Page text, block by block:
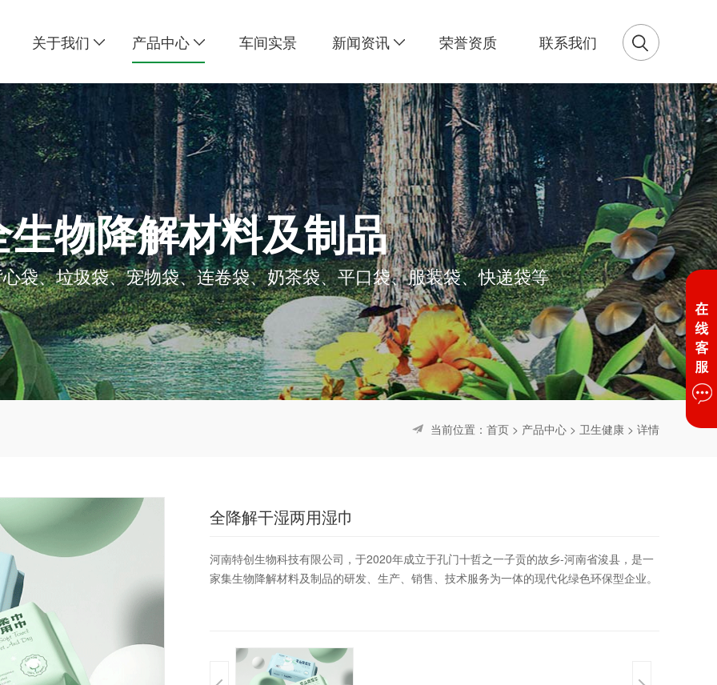
关于我们 产品中心 车间实景 新闻资讯 荣誉资质 联系我们
生物降解材料及制品
袋、垃圾袋、宠物袋、连卷袋、奶茶袋、平口袋、服装袋、快递袋等
当前位置： 首页 > 产品中心 > 卫生健康 > 详情
全降解干湿两用湿巾
河南特创生物科技有限公司，于2020年成立于孔门十哲之一子贡的故乡-河南省浚县，是一
家集生物降解材料及制品的研发、生产、销售、技术服务为一体的现代化绿色环保型企业。